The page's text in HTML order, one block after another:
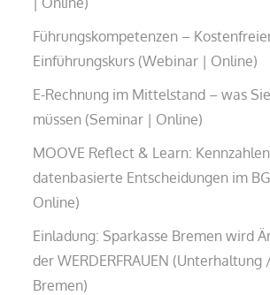
Führungskompetenzen –
Einführungskurs (Webinar | Online)
E-Rechnung im Mittelstand – was
müssen (Seminar | Online)
MOOVE Reflect & Learn:
datenbasierte Entscheidungen im
Online)
Einladung: Sparkasse Bremen wird
der WERDERFRAUEN (Unterhaltung
Bremen)